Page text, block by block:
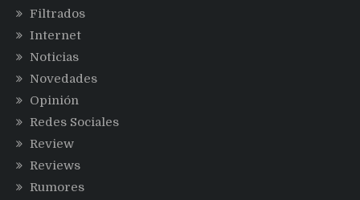
Filtrados
Internet
Noticias
Novedades
Opinión
Redes Sociales
Review
Reviews
Rumores